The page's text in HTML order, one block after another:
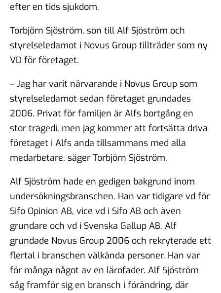
efter en tids sjukdom.
Torbjörn Sjöström, son till Alf Sjöström och
styrelseledamot i Novus Group tillträder som ny
VD för företaget.
– Jag har varit närvarande i Novus Group som
styrelseledamot sedan företaget grundades
2006. Privat för familjen är Alfs bortgång en
stor tragedi, men jag kommer att fortsätta driva
företaget i Alfs anda tillsammans med alla
medarbetare, säger Torbjörn Sjöström.
Alf Sjöström hade en gedigen bakgrund inom
undersökningsbranschen. Han var tidigare vd för
Sifo Opinion AB, vice vd i Sifo AB och även
grundare och vd i Svenska Gallup AB. Alf
grundade Novus Group 2006 och rekryterade ett
flertal i branschen välkända personer. Han var
för många något av en lärofader. Alf Sjöström
såg framför sig en bransch i förändring, där